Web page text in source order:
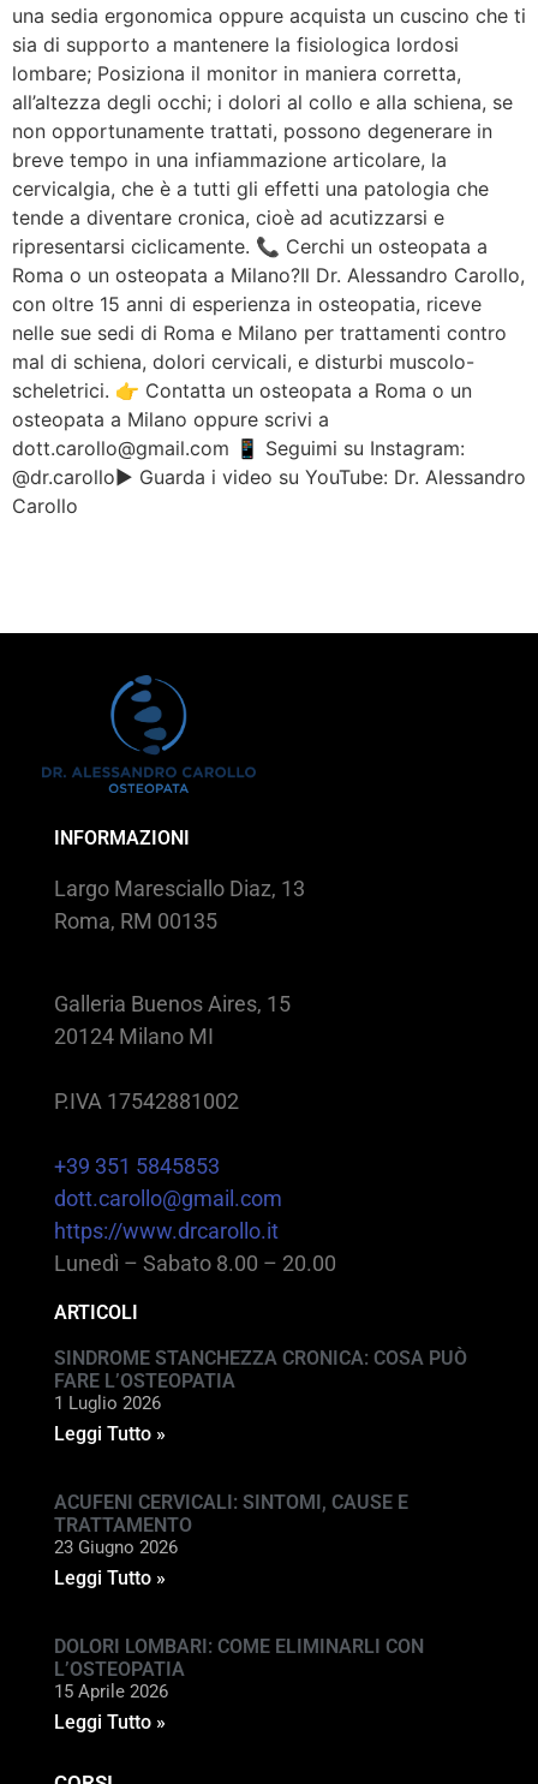
una sedia ergonomica oppure acquista un cuscino che ti
sia di supporto a mantenere la fisiologica lordosi
lombare; Posiziona il monitor in maniera corretta,
all’altezza degli occhi; i dolori al collo e alla schiena, se
non opportunamente trattati, possono degenerare in
breve tempo in una infiammazione articolare, la
cervicalgia, che è a tutti gli effetti una patologia che
tende a diventare cronica, cioè ad acutizzarsi e
ripresentarsi ciclicamente. 📞 Cerchi un osteopata a
Roma o un osteopata a Milano?Il Dr. Alessandro Carollo,
con oltre 15 anni di esperienza in osteopatia, riceve
nelle sue sedi di Roma e Milano per trattamenti contro
mal di schiena, dolori cervicali, e disturbi muscolo-
scheletrici. 👉 Contatta un osteopata a Roma o un
osteopata a Milano oppure scrivi a
dott.carollo@gmail.com 📱 Seguimi su Instagram:
@dr.carollo▶️ Guarda i video su YouTube: Dr. Alessandro
Carollo
INFORMAZIONI
Largo Maresciallo Diaz, 13
Roma, RM 00135
Galleria Buenos Aires, 15
20124 Milano MI
P.IVA 17542881002
+39 351 5845853
dott.carollo@gmail.com
https://www.drcarollo.it
Lunedì – Sabato 8.00 – 20.00
ARTICOLI
SINDROME STANCHEZZA CRONICA: COSA PUÒ
FARE L’OSTEOPATIA
1 Luglio 2026
Leggi Tutto »
ACUFENI CERVICALI: SINTOMI, CAUSE E
TRATTAMENTO
23 Giugno 2026
Leggi Tutto »
DOLORI LOMBARI: COME ELIMINARLI CON
L’OSTEOPATIA
15 Aprile 2026
Leggi Tutto »